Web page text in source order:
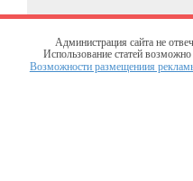
Администрация сайта не
Использование статей
Возможности размещениия